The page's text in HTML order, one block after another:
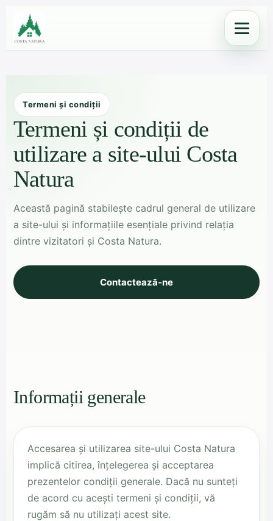
content
Termeni și condiții
Termeni și condiții de
utilizare a site-ului Costa
Natura
Această pagină stabilește cadrul general de utilizare
a site-ului și informațiile esențiale privind relația
dintre vizitatori și Costa Natura.
Contactează-ne
Informații generale
Accesarea și utilizarea site-ului Costa Natura
implică citirea, înțelegerea și acceptarea
prezentelor condiții generale. Dacă nu sunteți
de acord cu acești termeni și condiții, vă
rugăm să nu utilizați acest site.